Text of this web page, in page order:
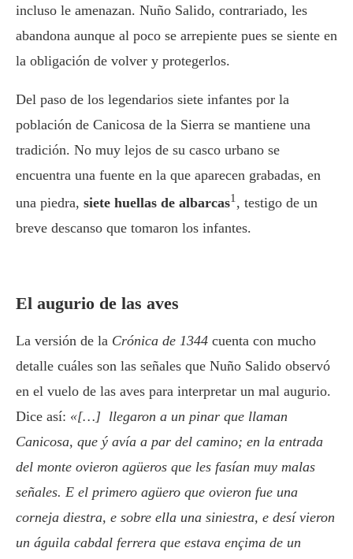
incluso le amenazan. Nuño Salido, contrariado, les
abandona aunque al poco se arrepiente pues se siente en
la obligación de volver y protegerlos.
Del paso de los legendarios siete infantes por la
población de Canicosa de la Sierra se mantiene una
tradición. No muy lejos de su casco urbano se
encuentra una fuente en la que aparecen grabadas, en
una piedra, siete huellas de albarcas1 , testigo de un
breve descanso que tomaron los infantes.
El augurio de las aves
La versión de la Crónica de 1344 cuenta con mucho
detalle cuáles son las señales que Nuño Salido observó
en el vuelo de las aves para interpretar un mal augurio.
Dice así: «[…] llegaron a un pinar que llaman
Canicosa, que ý avía a par del camino; en la entrada
del monte ovieron agüeros que les fasían muy malas
señales. E el primero agüero que ovieron fue una
corneja diestra, e sobre ella una siniestra, e desí vieron
un águila cabdal ferrera que estava ençima de un